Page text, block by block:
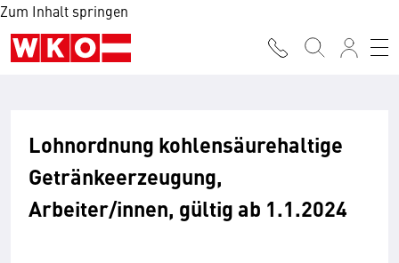
Zum Inhalt springen
Lohnordnung kohlensäurehaltige
Getränkeerzeugung,
Arbeiter/innen, gültig ab 1.1.2024